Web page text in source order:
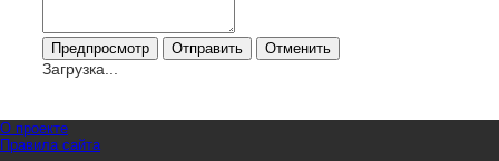
Загрузка...
О проекте
Правила сайта